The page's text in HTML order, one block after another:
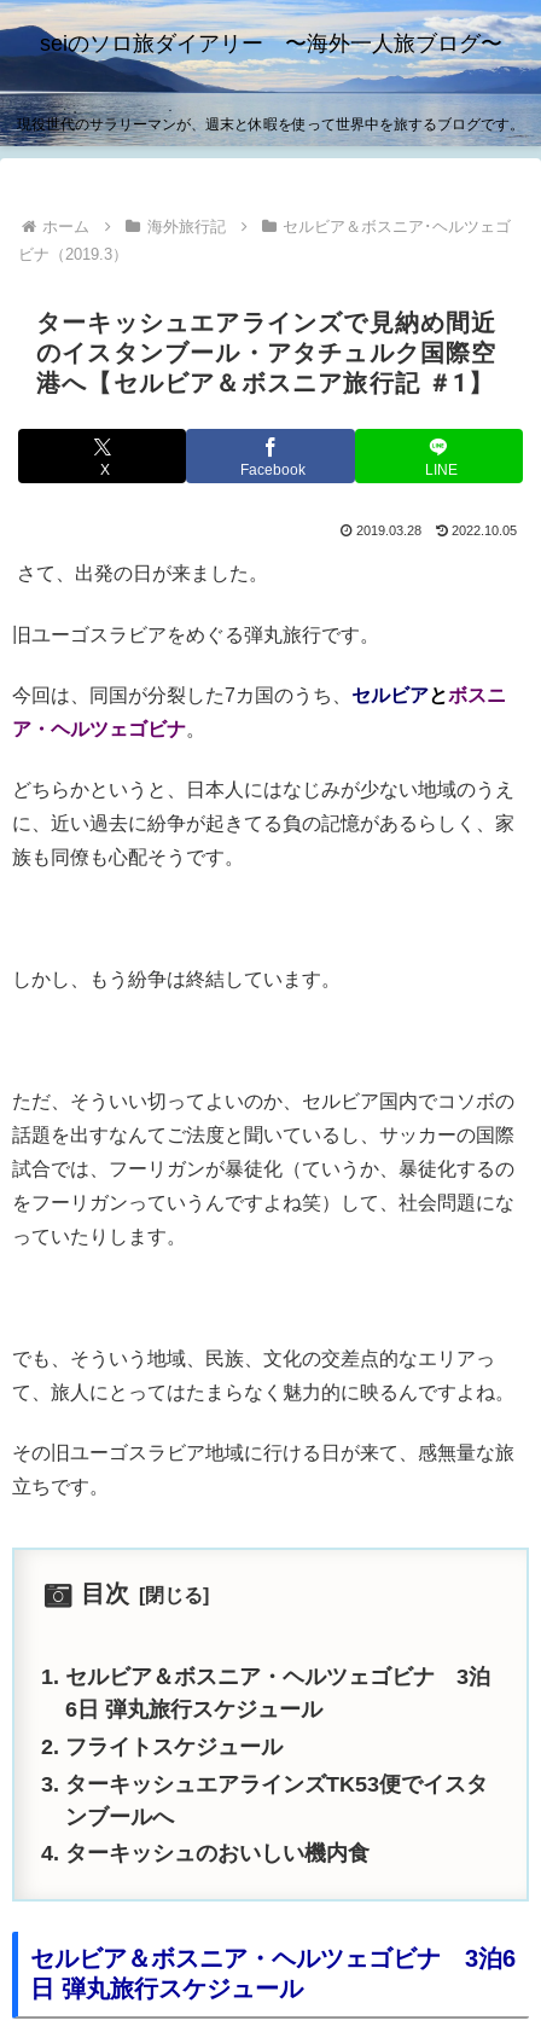
seiのソロ旅ダイアリー 〜海外一人旅ブログ〜
現役世代のサラリーマンが、週末と休暇を使って世界中を旅するブログです。
ホーム 海外旅行記
セルビア＆ボスニア･ヘルツェゴ
ビナ（2019.3）
ターキッシュエアラインズで見納め間近
のイスタンブール・アタチュルク国際空
港へ【セルビア＆ボスニア旅行記 ＃1】
X Facebook LINE
2019.03.28 2022.10.05
さて、出発の日が来ました。
旧ユーゴスラビアをめぐる弾丸旅行です。
今回は、同国が分裂した7カ国のうち、 セルビアとボスニ
ア・ヘルツェゴビナ。
どちらかというと、日本人にはなじみが少ない地域のうえ
に、近い過去に紛争が起きてる負の記憶があるらしく、家
族も同僚も心配そうです。
しかし、もう紛争は終結しています。
ただ、そういい切ってよいのか、セルビア国内でコソボの
話題を出すなんてご法度と聞いているし、サッカーの国際
試合では、フーリガンが暴徒化（ていうか、暴徒化するの
をフーリガンっていうんですよね笑）して、社会問題にな
っていたりします。
でも、そういう地域、民族、文化の交差点的なエリアっ
て、旅人にとってはたまらなく魅力的に映るんですよね。
その旧ユーゴスラビア地域に行ける日が来て、感無量な旅
立ちです。
目次
セルビア＆ボスニア・ヘルツェゴビナ 3泊
6日 弾丸旅行スケジュール
フライトスケジュール
ターキッシュエアラインズTK53便でイスタ
ンブールへ
ターキッシュのおいしい機内食
セルビア＆ボスニア・ヘルツェゴビナ 3泊6
日 弾丸旅行スケジュール